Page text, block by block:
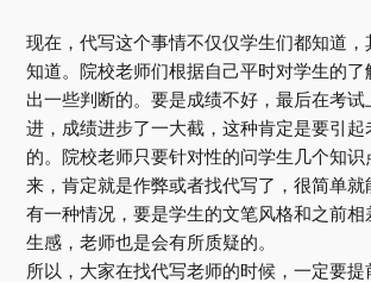
现在，代写这个事情不仅仅学生们都知道
知道。院校老师们根据自己平时对学生的
出一些判断的。要是成绩不好，最后在考
进，成绩进步了一大截，这种肯定是要引起
的。院校老师只要针对性的问学生几个知识
来，肯定就是作弊或者找代写了，很简单
有一种情况，要是学生的文笔风格和之前
生感，老师也是会有所质疑的。
所以，大家在找代写老师的时候，一定要